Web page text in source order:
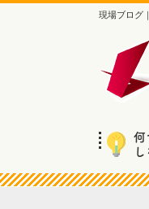
現場ブログ
何